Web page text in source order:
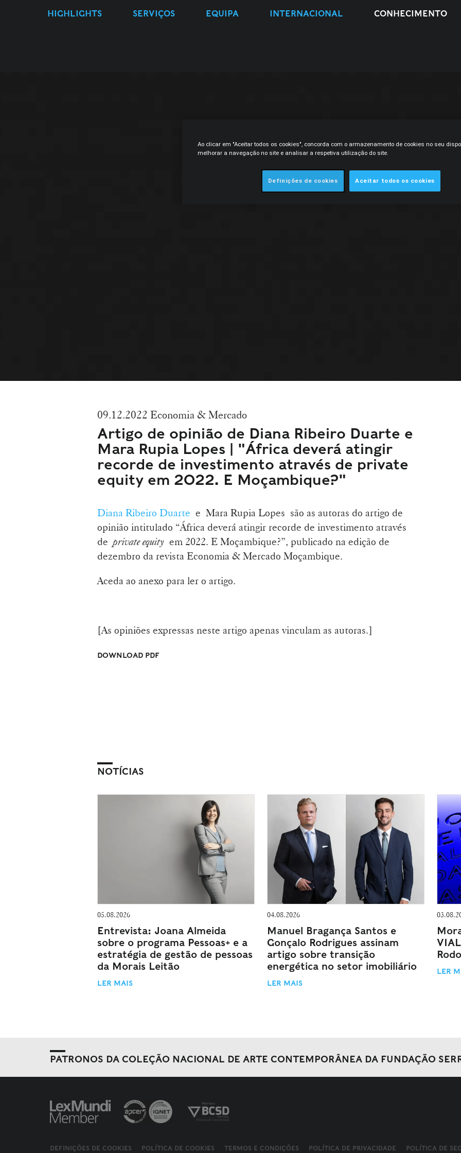
HIGHLIGHTS SERVIÇOS EQUIPA INTERNACIONAL CONHECIMENTO
09.12.2022 Economia & Mercado
Artigo de opinião de Diana Ribeiro Duarte e
Mara Rupia Lopes | "África deverá atingir
recorde de investimento através de private
equity em 2022. E Moçambique?"
Diana Ribeiro Duarte e Mara Rupia Lopes são as autoras do artigo de
opinião intitulado “África deverá atingir recorde de investimento através
de private equity em 2022. E Moçambique?”, publicado na edição de
dezembro da revista Economia & Mercado Moçambique.
Aceda ao anexo para ler o artigo.
[As opiniões expressas neste artigo apenas vinculam as autoras.]
DOWNLOAD PDF
NOTÍCIAS
05.08.2026
Entrevista: Joana Almeida
sobre o programa Pessoas+ e a
estratégia de gestão de pessoas
da Morais Leitão
LER MAIS
04.08.2026
Manuel Bragança Santos e
Gonçalo Rodrigues assinam
artigo sobre transição
energética no setor imobiliário
LER MAIS
LER
PATRONOS DA COLEÇÃO NACIONAL DE ARTE CONTEMPORÂNEA DA FUNDAÇÃO
DEFINIÇÕES DE COOKIES POLÍTICA DE COOKIES TERMOS E CONDIÇÕES POLÍTICA DE PRIVACIDADE POLÍTICA DE
Ao clicar em "Aceitar todos os cookies", concorda com o armazenamento de cookies no seu
melhorar a navegação no site e analisar a respetiva utilização do site.
Definições de cookies Aceitar todos os cookies